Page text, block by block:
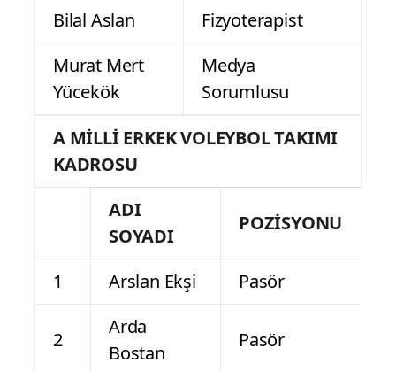
Bilal Aslan
Fizyoterapist
Murat Mert
Yücekök
Medya
Sorumlusu
A MİLLİ ERKEK VOLEYBOL TAKIMI
KADROSU
ADI
SOYADI
POZİSYONU
1 Arslan Ekşi Pasör
2
Arda
Bostan
Pasör